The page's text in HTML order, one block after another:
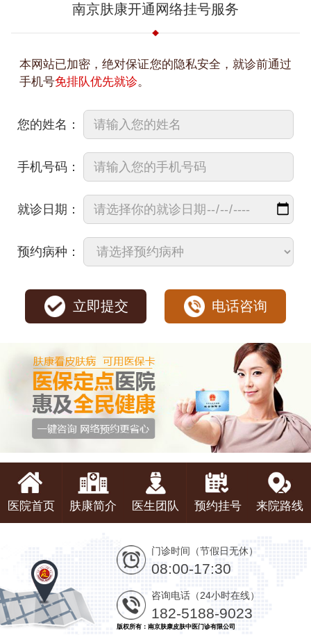
南京肤康开通网络挂号服务
本网站已加密，绝对保证您的隐私安全，就诊前通过
手机号免排队优先就诊。
您的姓名：
手机号码：
就诊日期：
预约病种：
立即提交 电话咨询
医院首页 肤康简介 医生团队 预约挂号 来院路线
门诊时间（节假日无休）
08:00-17:30
咨询电话（24小时在线）
182-5188-9023
版权所有：南京肤康皮肤中医门诊有限公司